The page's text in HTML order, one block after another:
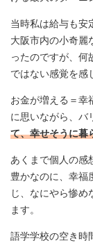
当時私は給与も安
大阪市内の小奇麗
ったのですが、何
ではない感覚を感
お金が増える＝幸
に思いながら、バ
て、幸せそうに暮
あくまで個人の感
豊かなのに、幸福
じ、なにやら惨
ます。
語学学校の空き時